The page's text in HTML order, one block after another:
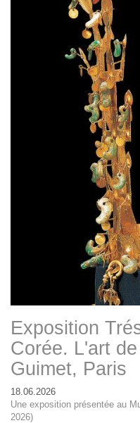
Exposition
Corée. L'art
Guimet, Paris
18.06.2026
Une exposition présentée au
2026)